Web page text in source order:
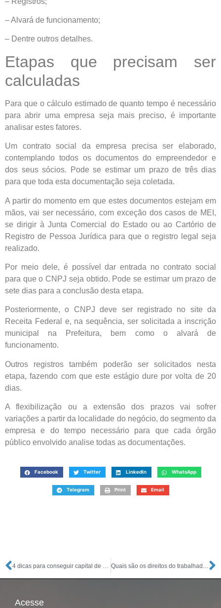
– Alvará de funcionamento;
– Dentre outros detalhes.
Etapas que precisam ser
calculadas
Para que o cálculo estimado de quanto tempo é necessário
para abrir uma empresa seja mais preciso, é importante
analisar estes fatores.
Um contrato social da empresa precisa ser elaborado,
contemplando todos os documentos do empreendedor e
dos seus sócios. Pode se estimar um prazo de três dias
para que toda esta documentação seja coletada.
A partir do momento em que estes documentos estejam em
mãos, vai ser necessário, com exceção dos casos de MEI,
se dirigir à Junta Comercial do Estado ou ao Cartório de
Registro de Pessoa Jurídica para que o registro legal seja
realizado.
Por meio dele, é possível dar entrada no contrato social
para que o CNPJ seja obtido. Pode se estimar um prazo de
sete dias para a conclusão desta etapa.
Posteriormente, o CNPJ deve ser registrado no site da
Receita Federal e, na sequência, ser solicitada a inscrição
municipal na Prefeitura, bem como o alvará de
funcionamento.
Outros registros também poderão ser solicitados nesta
etapa, fazendo com que este estágio dure por volta de 20
dias.
A flexibilização ou a extensão dos prazos vai sofrer
variações a partir da localidade do negócio, do segmento da
empresa e do tempo necessário para que cada órgão
público envolvido analise todas as documentações.
Facebook Twitter LinkedIn WhatsApp
Telegram Print Email
4 dicas para conseguir capital de giro para abrir uma empresa Quais são os direitos do trabalhador temporário?
Acesse